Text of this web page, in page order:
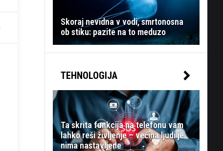
Skoraj nevidna v vodi, smrtonosna
ob stiku: pazite na to meduzo
TEHNOLOGIJA
Ta skrita funkcija na telefonu vam
lahko reši življenje – večina ljudi je
nima nastavljene